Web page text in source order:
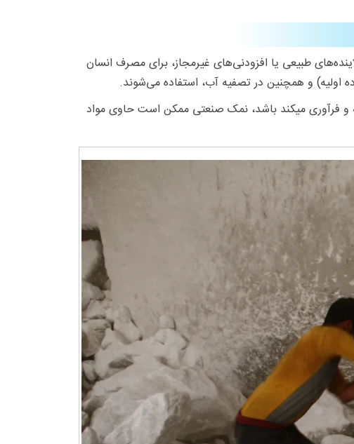
طبیعی یا افزودنی‌های غیرمجاز، برای مصرف انسان
اولیه) و همچنین در تصفیه آب، استفاده می‌شوند.
و فرآوری میکند باشد، نمک صنعتی ممکن است حاوی مواد